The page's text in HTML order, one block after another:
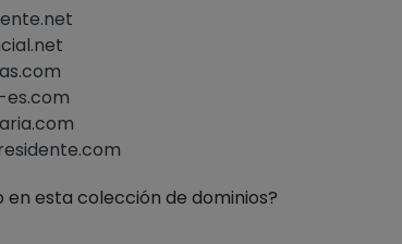
es.com
en esta colección de dominios?